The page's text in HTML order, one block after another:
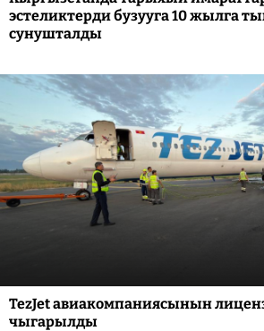
эстеликтерди бузууга 10 жылга
сунушталды
TezJet авиакомпаниясынын
чыгарылды